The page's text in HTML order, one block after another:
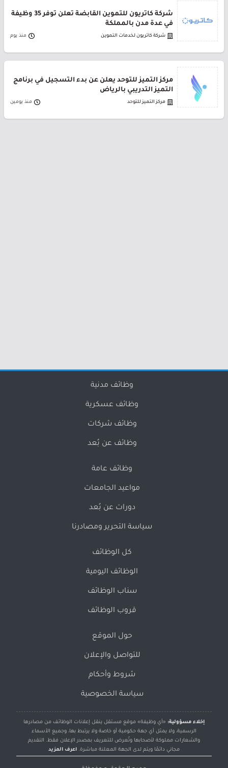
شركة كاتريون للتموين القابضة تعلن توفر 35 وظيفة
في عدة مدن بالمملكة
شركة كاتريون لخدمات التموين منذ يوم
مركز التميز للتوحد يعلن عن بدء التسجيل في برنامج
التميز التدريبي بالرياض
مركز التميز للتوحد منذ يومين
وظائف مدنية
وظائف عسكرية
وظائف شركات
وظائف عن بُعد
وظائف عامة
مواعيد الجامعات
دورات عن بُعد
سياسة التحرير ومصادرنا
كل الوظائف
الوظائف اليومية
سناب الوظائف
قروب الوظائف
حول الموقع
للتواصل والإعلان
شروط وأحكام
سياسة الخصوصية
إخلاء مسؤولية: «أي وظيفة» موقع مستقل ينقل إعلانات الوظائف من مصادرها
الرسمية، ولا يمثل أي جهة حكومية أو خاصة ولا يرتبط بها، وجميع الأسماء
والشعارات مملوكة لأصحابها وتُعرض للتعريف بمصدر الإعلان فقط. التقديم
مجاني دائمًا ويتم لدى الجهة المعلنة مباشرة. اعرف المزيد